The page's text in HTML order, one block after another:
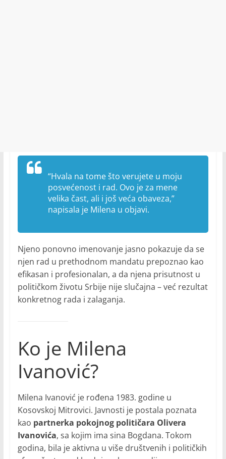
“Hvala na tome što verujete u moju
posvećenost i rad. Ovo je za mene
velika čast, ali i još veća obaveza,”
napisala je Milena u objavi.
Njeno ponovno imenovanje jasno pokazuje da se
njen rad u prethodnom mandatu prepoznao kao
efikasan i profesionalan, a da njena prisutnost u
političkom životu Srbije nije slučajna – već rezultat
konkretnog rada i zalaganja.
Ko je Milena
Ivanović?
Milena Ivanović je rođena 1983. godine u
Kosovskoj Mitrovici. Javnosti je postala poznata
kao partnerka pokojnog političara Olivera
Ivanovića, sa kojim ima sina Bogdana. Tokom
godina, bila je aktivna u više društvenih i političkih